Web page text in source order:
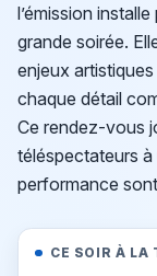
l’émission
grande soirée.
enjeux
chaque détail
Ce rendez-vous
téléspectateurs
performance
CE SOIR À LA